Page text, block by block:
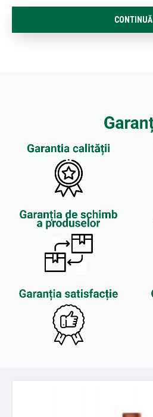
CONTINUĂ